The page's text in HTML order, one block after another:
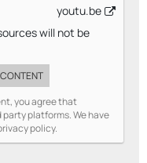
youtu.be
will not be
you agree that
platforms. We have
policy.